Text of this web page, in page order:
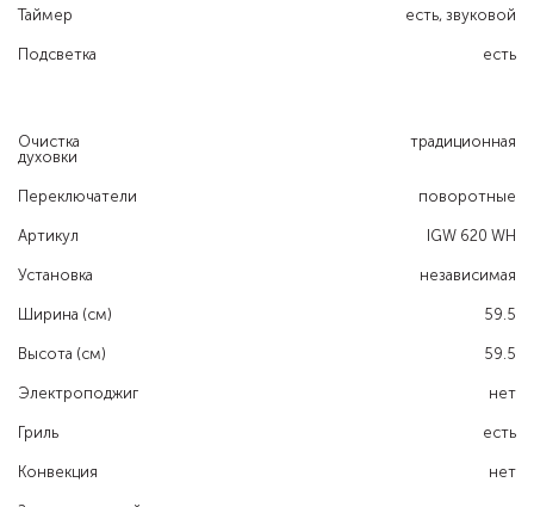
Таймер есть, звуковой
Подсветка есть
Очистка
духовки
традиционная
Переключатели поворотные
Артикул IGW 620 WH
Установка независимая
Ширина (см) 59.5
Высота (см) 59.5
Электроподжиг нет
Гриль есть
Конвекция нет